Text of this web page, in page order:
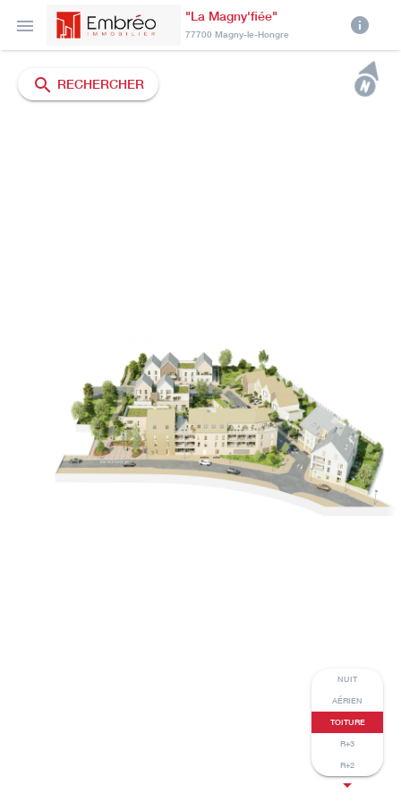
 "La Magny'fiée"
77700 Magny-le-Hongre info